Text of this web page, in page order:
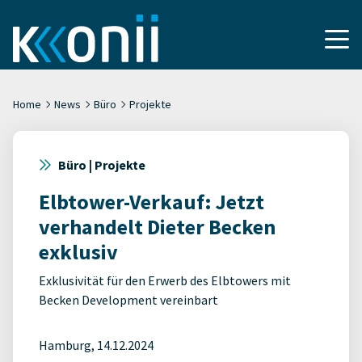
Home News Büro Projekte
Büro | Projekte
Elbtower-Verkauf: Jetzt
verhandelt Dieter Becken
exklusiv
Exklusivität für den Erwerb des Elbtowers mit
Becken Development vereinbart
Hamburg, 14.12.2024